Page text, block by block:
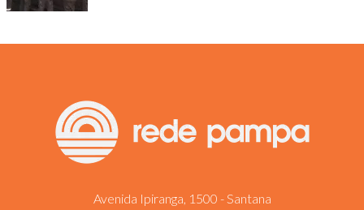
Avenida Ipiranga, 1500 - Santana